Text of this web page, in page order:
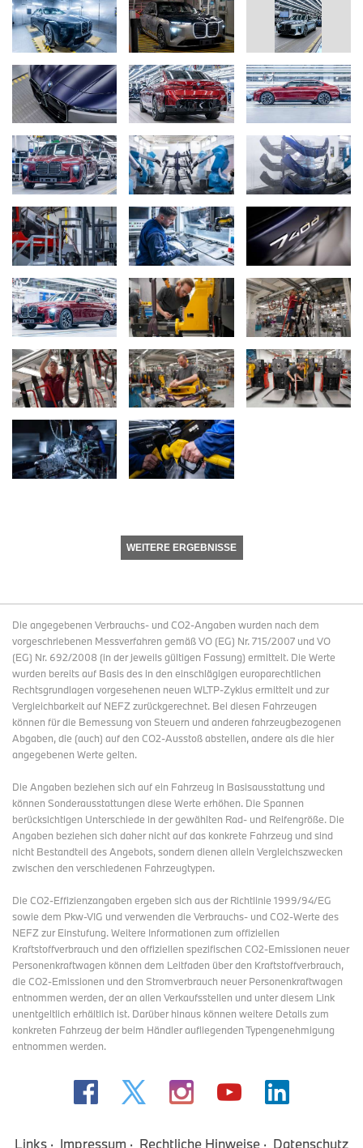
WEITERE ERGEBNISSE
Die angegebenen Verbrauchs- und CO2-Angaben wurden nach dem
vorgeschriebenen Messverfahren gemäß VO (EG) Nr. 715/2007 und VO
(EG) Nr. 692/2008 (in der jeweils gültigen Fassung) ermittelt. Die Werte
wurden bereits auf Basis des in den einschlägigen europarechtlichen
Rechtsgrundlagen vorgesehenen neuen WLTP-Zyklus ermittelt und zur
Vergleichbarkeit auf NEFZ zurückgerechnet. Bei diesen Fahrzeugen
können für die Bemessung von Steuern und anderen fahrzeugbezogenen
Abgaben, die (auch) auf den CO2-Ausstoß abstellen, andere als die hier
angegebenen Werte gelten.
Die Angaben beziehen sich auf ein Fahrzeug in Basisausstattung und
können Sonderausstattungen diese Werte erhöhen. Die Spannen
berücksichtigen Unterschiede in der gewählten Rad- und Reifengröße. Die
Angaben beziehen sich daher nicht auf das konkrete Fahrzeug und sind
nicht Bestandteil des Angebots, sondern dienen allein Vergleichszwecken
zwischen den verschiedenen Fahrzeugtypen.
Die CO2-Effizienzangaben ergeben sich aus der Richtlinie 1999/94/EG
sowie dem Pkw-VIG und verwenden die Verbrauchs- und CO2-Werte des
NEFZ zur Einstufung. Weitere Informationen zum offiziellen
Kraftstoffverbrauch und den offiziellen spezifischen CO2-Emissionen neuer
Personenkraftwagen können dem Leitfaden über den Kraftstoffverbrauch,
die CO2-Emissionen und den Stromverbrauch neuer Personenkraftwagen
entnommen werden, der an allen Verkaufsstellen und unter diesem Link
unentgeltlich erhältlich ist. Darüber hinaus können weitere Details zum
konkreten Fahrzeug der beim Händler aufliegenden Typengenehmigung
entnommen werden.
Links Impressum Rechtliche Hinweise Datenschutz